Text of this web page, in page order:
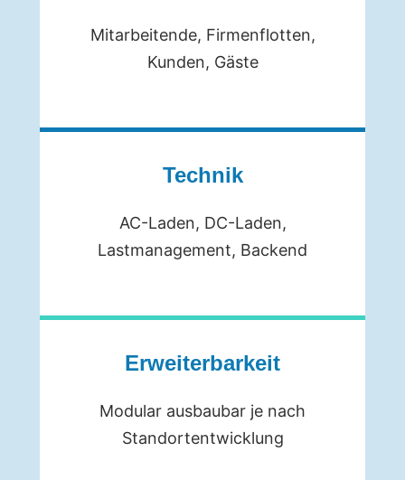
Mitarbeitende, Firmenflotten,
Kunden, Gäste
Technik
AC-Laden, DC-Laden,
Lastmanagement, Backend
Erweiterbarkeit
Modular ausbaubar je nach
Standortentwicklung